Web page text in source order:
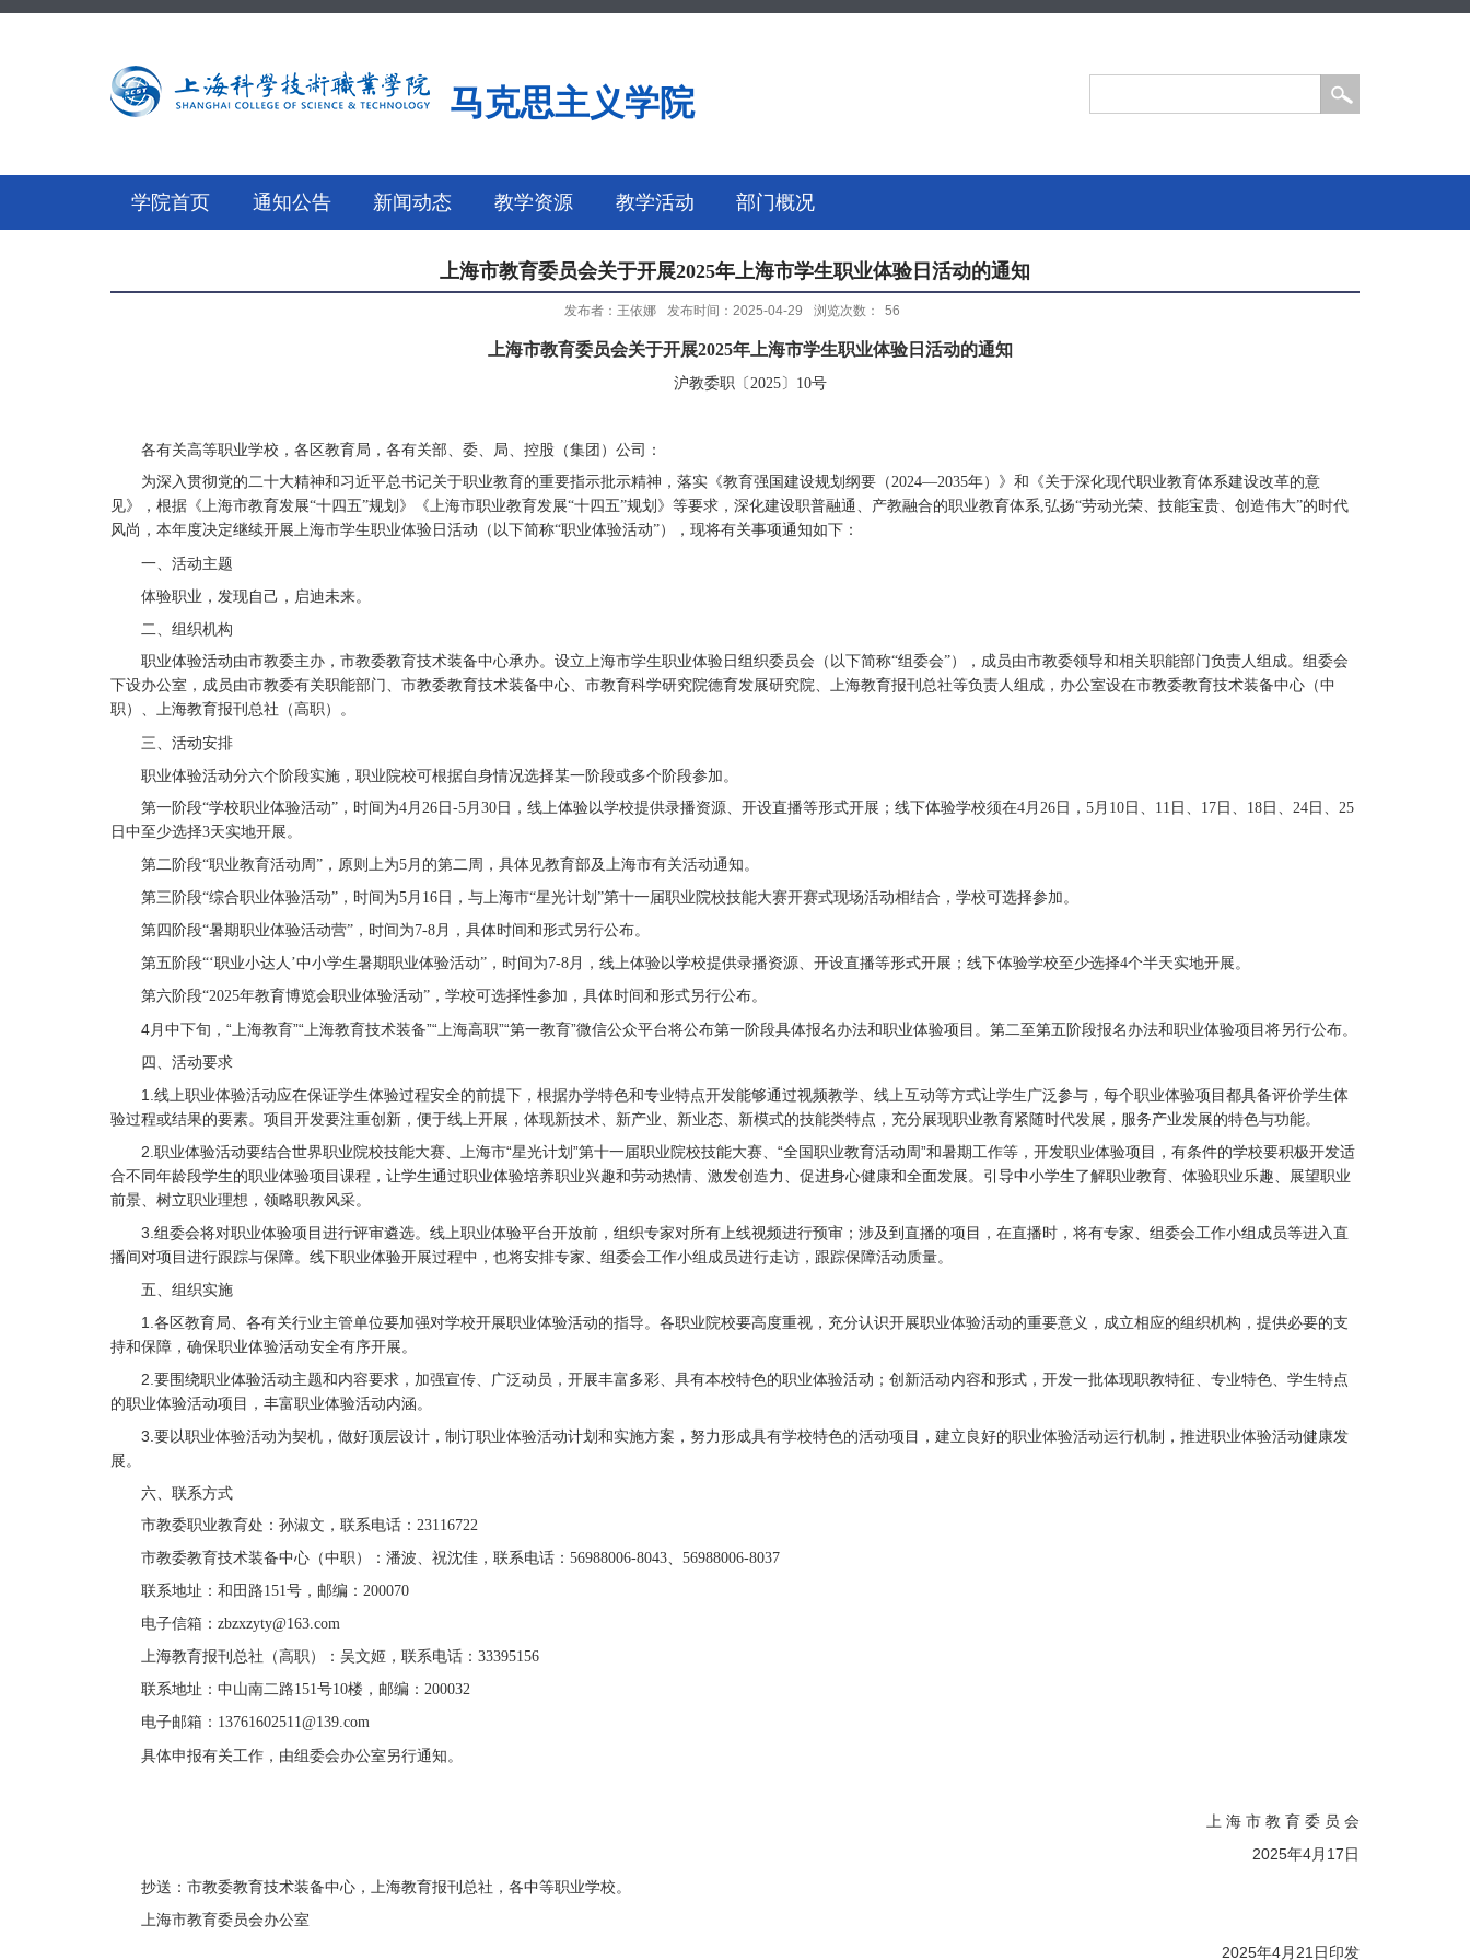
马克思主义学院
学院首页 通知公告 新闻动态 教学资源 教学活动 部门概况
上海市教育委员会关于开展2025年上海市学生职业体验日活动的通知
发布者：王依娜 发布时间：2025-04-29 浏览次数： 56
上海市教育委员会关于开展2025年上海市学生职业体验日活动的通知
沪教委职〔 2025〕10号
各有关高等职业学校，各区教育局，各有关部、委、局、控股（集团）公司：
为深入贯彻党的二十大精神和习近平总书记关于职业教育的重要指示批示精神，落实《教育强国建设规划纲要（2024—2035年）》和《关于深化现代职业教育体系建设改革的意
见》，根据《上海市教育发展“十四五”规划》《上海市职业教育发展“十四五”规划》等要求，深化建设职普融通、产教融合的职业教育体系,弘扬“劳动光荣、技能宝贵、创造伟大”的时代
风尚，本年度决定继续开展上海市学生职业体验日活动（以下简称“职业体验活动”），现将有关事项通知如下：
一、活动主题
体验职业，发现自己，启迪未来。
二、组织机构
职业体验活动由市教委主办，市教委教育技术装备中心承办。设立上海市学生职业体验日组织委员会（以下简称“组委会”），成员由市教委领导和相关职能部门负责人组成。组委会
下设办公室，成员由市教委有关职能部门、市教委教育技术装备中心、市教育科学研究院德育发展研究院、上海教育报刊总社等负责人组成，办公室设在市教委教育技术装备中心（中
职）、上海教育报刊总社（高职）。
三、活动安排
职业体验活动分六个阶段实施，职业院校可根据自身情况选择某一阶段或多个阶段参加。
第一阶段“学校职业体验活动”，时间为4月26日-5月30日，线上体验以学校提供录播资源、开设直播等形式开展；线下体验学校须在4月26日，5月10日、11日、17日、18日、24日、25
日中至少选择3天实地开展。
第二阶段“职业教育活动周”，原则上为5月的第二周，具体见教育部及上海市有关活动通知。
第三阶段“综合职业体验活动”，时间为5月16日，与上海市“星光计划”第十一届职业院校技能大赛开赛式现场活动相结合，学校可选择参加。
第四阶段“暑期职业体验活动营”，时间为7-8月，具体时间和形式另行公布。
第五阶段“‘职业小达人’中小学生暑期职业体验活动”，时间为7-8月，线上体验以学校提供录播资源、开设直播等形式开展；线下体验学校至少选择4个半天实地开展。
第六阶段“2025年教育博览会职业体验活动”，学校可选择性参加，具体时间和形式另行公布。
4月中下旬，“上海教育”“上海教育技术装备”“上海高职”“第一教育”微信公众平台将公布第一阶段具体报名办法和职业体验项目。第二至第五阶段报名办法和职业体验项目将另行公布。
四、活动要求
1.线上职业体验活动应在保证学生体验过程安全的前提下，根据办学特色和专业特点开发能够通过视频教学、线上互动等方式让学生广泛参与，每个职业体验项目都具备评价学生体
验过程或结果的要素。项目开发要注重创新，便于线上开展，体现新技术、新产业、新业态、新模式的技能类特点，充分展现职业教育紧随时代发展，服务产业发展的特色与功能。
2.职业体验活动要结合世界职业院校技能大赛、上海市“星光计划”第十一届职业院校技能大赛、“全国职业教育活动周”和暑期工作等，开发职业体验项目，有条件的学校要积极开发适
合不同年龄段学生的职业体验项目课程，让学生通过职业体验培养职业兴趣和劳动热情、激发创造力、促进身心健康和全面发展。引导中小学生了解职业教育、体验职业乐趣、展望职业
前景、树立职业理想，领略职教风采。
3.组委会将对职业体验项目进行评审遴选。线上职业体验平台开放前，组织专家对所有上线视频进行预审；涉及到直播的项目，在直播时，将有专家、组委会工作小组成员等进入直
播间对项目进行跟踪与保障。线下职业体验开展过程中，也将安排专家、组委会工作小组成员进行走访，跟踪保障活动质量。
五、组织实施
1.各区教育局、各有关行业主管单位要加强对学校开展职业体验活动的指导。各职业院校要高度重视，充分认识开展职业体验活动的重要意义，成立相应的组织机构，提供必要的支
持和保障，确保职业体验活动安全有序开展。
2.要围绕职业体验活动主题和内容要求，加强宣传、广泛动员，开展丰富多彩、具有本校特色的职业体验活动；创新活动内容和形式，开发一批体现职教特征、专业特色、学生特点
的职业体验活动项目，丰富职业体验活动内涵。
3.要以职业体验活动为契机，做好顶层设计，制订职业体验活动计划和实施方案，努力形成具有学校特色的活动项目，建立良好的职业体验活动运行机制，推进职业体验活动健康发
展。
六、联系方式
市教委职业教育处：孙淑文，联系电话： 23116722
市教委教育技术装备中心（中职）：潘波、祝沈佳，联系电话： 56988006-8043、56988006-8037
联系地址：和田路151号，邮编：200070
电子信箱： zbzxzyty@163.com
上海教育报刊总社（高职）：吴文姬，联系电话： 33395156
联系地址：中山南二路151号10楼，邮编：200032
电子邮箱： 13761602511@139.com
具体申报有关工作，由组委会办公室另行通知。
上 海 市 教 育 委 员 会
2025年4月17日
抄送：市教委教育技术装备中心，上海教育报刊总社，各中等职业学校。
上海市教育委员会办公室
2025年4月21日印发